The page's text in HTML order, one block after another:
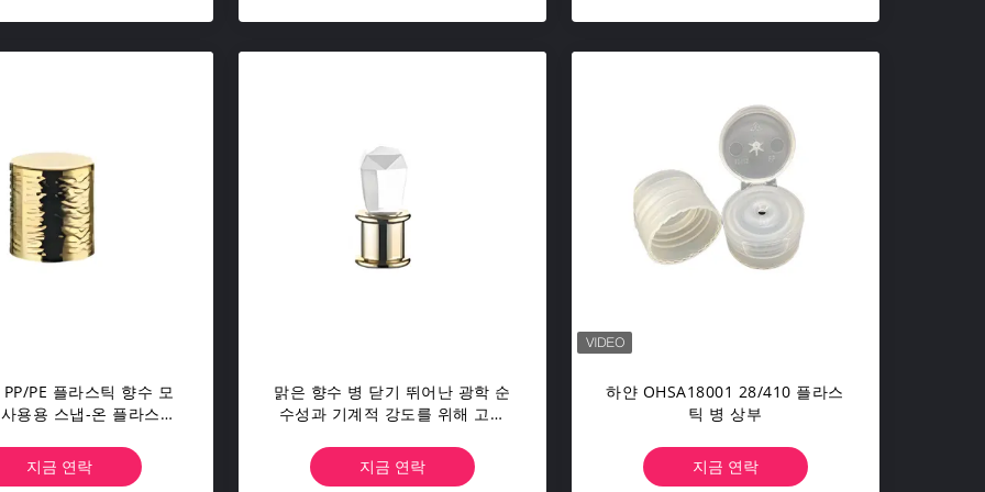
PE 플라스틱 향수 모
용용 스냅-온 플라스틱
지금 연락
맑은 향수 병 닫기 뛰어난 광학 순
수성과 기계적 강도를 위해 고투
지금 연락
하얀 OHSA18001 28/410 플라스
틱 병 상부
지금 연락